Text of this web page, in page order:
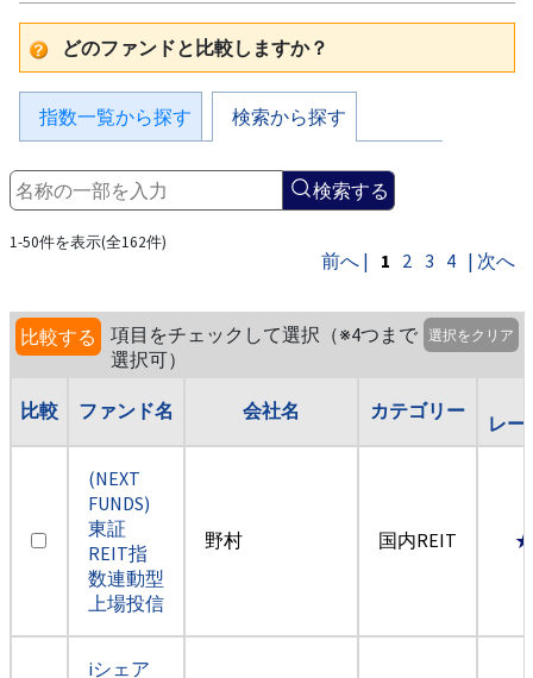
どのファンドと比較しますか？
指数一覧から探す 検索から探す
検索する
1-50件を表示(全162件)
前へ | 1 2 3 4 | 次へ
比較する
項目をチェックして選択（※4つまで
選択可）
選択をクリア
比較 ファンド名 会社名 カテゴリー
レー
(NEXT
FUNDS)
東証
REIT指
数連動型
上場投信
野村 国内REIT
iシェア